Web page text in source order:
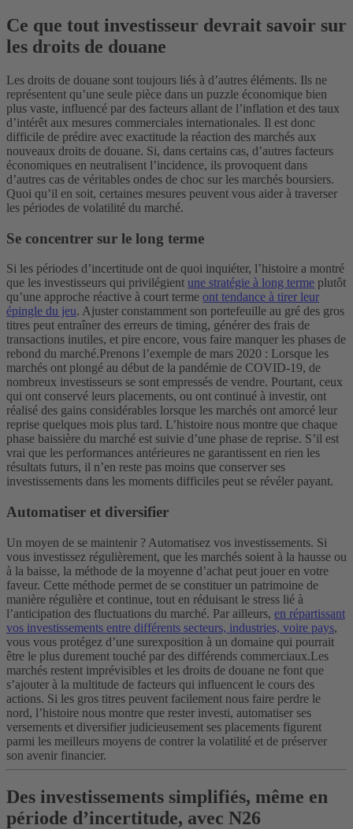
Ce que tout investisseur devrait savoir sur
les droits de douane
Les droits de douane sont toujours liés à d’autres éléments. Ils ne
représentent qu’une seule pièce dans un puzzle économique bien
plus vaste, influencé par des facteurs allant de l’inflation et des taux
d’intérêt aux mesures commerciales internationales. Il est donc
difficile de prédire avec exactitude la réaction des marchés aux
nouveaux droits de douane. Si, dans certains cas, d’autres facteurs
économiques en neutralisent l’incidence, ils provoquent dans
d’autres cas de véritables ondes de choc sur les marchés boursiers.
Quoi qu’il en soit, certaines mesures peuvent vous aider à traverser
les périodes de volatilité du marché.
Se concentrer sur le long terme
Si les périodes d’incertitude ont de quoi inquiéter, l’histoire a montré
que les investisseurs qui privilégient une stratégie à long terme plutôt
qu’une approche réactive à court terme ont tendance à tirer leur
épingle du jeu. Ajuster constamment son portefeuille au gré des gros
titres peut entraîner des erreurs de timing, générer des frais de
transactions inutiles, et pire encore, vous faire manquer les phases de
rebond du marché.Prenons l’exemple de mars 2020 : Lorsque les
marchés ont plongé au début de la pandémie de COVID-19, de
nombreux investisseurs se sont empressés de vendre. Pourtant, ceux
qui ont conservé leurs placements, ou ont continué à investir, ont
réalisé des gains considérables lorsque les marchés ont amorcé leur
reprise quelques mois plus tard. L’histoire nous montre que chaque
phase baissière du marché est suivie d’une phase de reprise. S’il est
vrai que les performances antérieures ne garantissent en rien les
résultats futurs, il n’en reste pas moins que conserver ses
investissements dans les moments difficiles peut se révéler payant.
Automatiser et diversifier
Un moyen de se maintenir ? Automatisez vos investissements. Si
vous investissez régulièrement, que les marchés soient à la hausse ou
à la baisse, la méthode de la moyenne d’achat peut jouer en votre
faveur. Cette méthode permet de se constituer un patrimoine de
manière régulière et continue, tout en réduisant le stress lié à
l’anticipation des fluctuations du marché. Par ailleurs, en répartissant
vos investissements entre différents secteurs, industries, voire pays,
vous vous protégez d’une surexposition à un domaine qui pourrait
être le plus durement touché par des différends commerciaux.Les
marchés restent imprévisibles et les droits de douane ne font que
s’ajouter à la multitude de facteurs qui influencent le cours des
actions. Si les gros titres peuvent facilement nous faire perdre le
nord, l’histoire nous montre que rester investi, automatiser ses
versements et diversifier judicieusement ses placements figurent
parmi les meilleurs moyens de contrer la volatilité et de préserver
son avenir financier.
Des investissements simplifiés, même en
période d’incertitude, avec N26